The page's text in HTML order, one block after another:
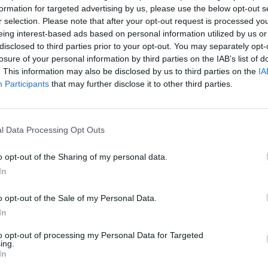
for targeted advertising by us, please use the below opt-out
selection. Please note that after your opt-out request is processed
interest-based ads based on personal information utilized by us
to third parties prior to your opt-out. You may separately
of your personal information by third parties on the IAB’s list of
This information may also be disclosed by us to third parties on the
Participants that may further disclose it to other third parties.
Data Processing Opt Outs
opt-out of the Sharing of my personal data.
opt-out of the Sale of my Personal Data.
opt-out of processing my Personal Data for Targeted
az Egyesült Királyság hatalmas szénerőművei.
pár éven belül a világ legnagyobb
a Drax vállalat végrehajtja nemrég bejelentett
ellentétben a jövőben a tiszta biomassza-tüzelésű
Királyság 2009-ben vállalta, hogy 2020-ra az
portfolio.hu hírarchívumához tartozik, melynek olvasása